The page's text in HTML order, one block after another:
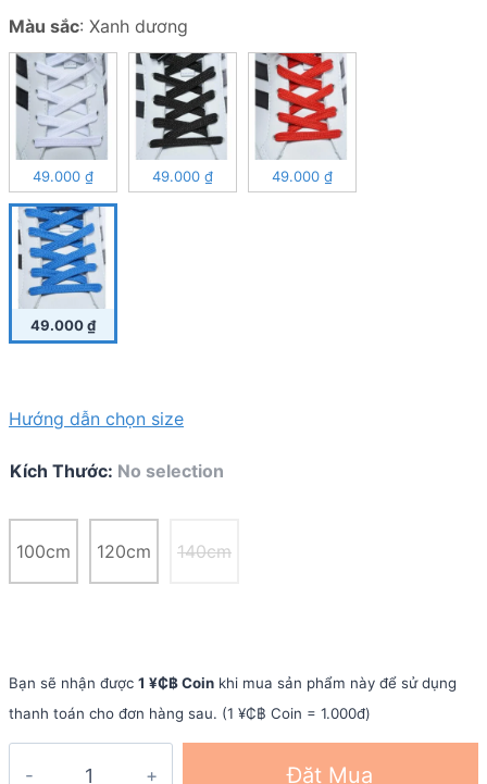
Màu sắc: Xanh dương
49.000 ₫ 49.000 ₫ 49.000 ₫
49.000₫
Hướng dẫn chọn size
Kích Thước: No selection
100cm 120cm 140cm
Bạn sẽ nhận được 1 ¥₵฿ Coin khi mua sản phẩm này để sử dụng
thanh toán cho đơn hàng sau. (1 ¥₵฿ Coin = 1.000đ)
Đặt Mua